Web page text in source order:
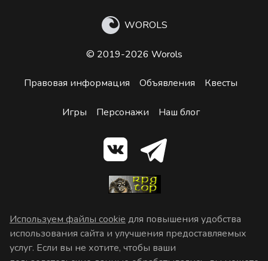
WOROLS
© 2019-2026 Worols
Правовая информация Объявления Квесты
Игры Персонажи Наш блог
Используем файлы cookie для повышения удобства
использования сайта и улучшения предоставляемых
услуг. Если вы не хотите, чтобы ваши